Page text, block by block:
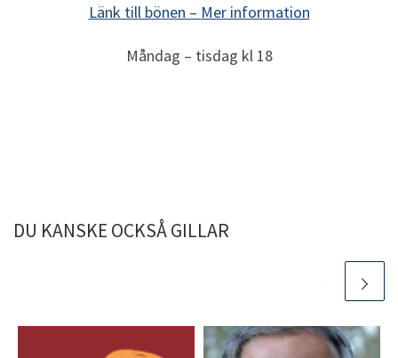
Länk till bönen – Mer information
Måndag – tisdag kl 18
DU KANSKE OCKSÅ GILLAR